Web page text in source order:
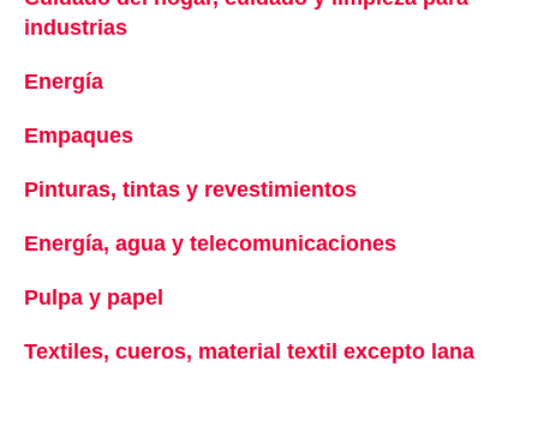
industrias
Energía
Empaques
Pinturas, tintas y revestimientos
Energía, agua y telecomunicaciones
Pulpa y papel
Textiles, cueros, material textil excepto lana